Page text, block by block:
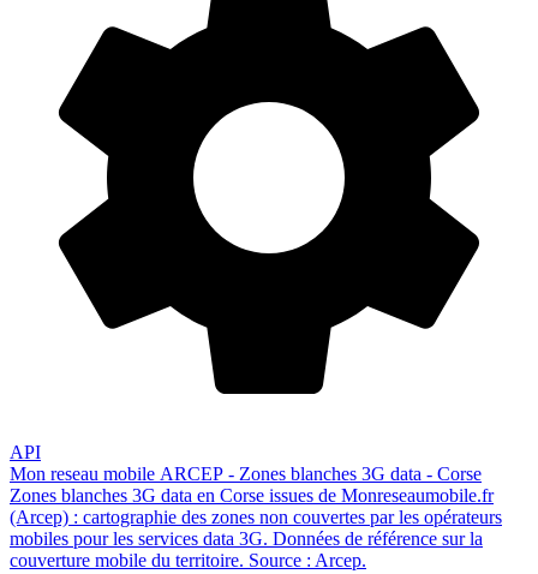
API
Mon reseau mobile ARCEP - Zones blanches 3G data - Corse
Zones blanches 3G data en Corse issues de Monreseaumobile.fr
(Arcep) : cartographie des zones non couvertes par les opérateurs
mobiles pour les services data 3G. Données de référence sur la
couverture mobile du territoire. Source : Arcep.